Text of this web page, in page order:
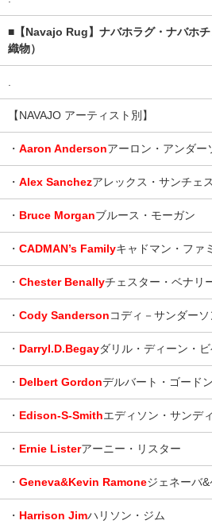
■【Navajo Rug】ナバホラグ・ナバホ
織物）
【NAVAJO アーティスト別】
・ Aaron Andersonアーロン・アンダー
・ Alex Sanchezアレックス・サンチェス
・ Bruce Morganブルース・モーガン
・ CADMAN’s Familyキャドマン・ファ
・ Chester Benallyチェスター・ベナリ
・ Cody Sandersonコディ－サンダーソ
・ Darryl.D.Begayダリル・ディーン・ビ
・ Delbert Gordonデルバート・ゴードン
・ Edison-S-Smithエディソン・サンデ
・ Ernie Listerアーニー・リスター
・ Geneva&Kevin Ramoneジェネーバ
・ Harrison Jimハリソン・ジム